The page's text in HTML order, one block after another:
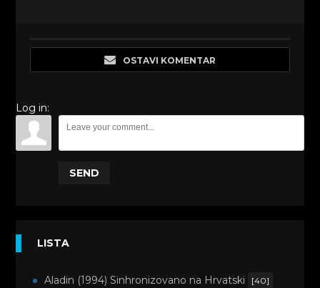
OSTAVI KOMENTAR
Log in:
SEND
LISTA
Aladin (1994) Sinhronizovano na Hrvatski [40]